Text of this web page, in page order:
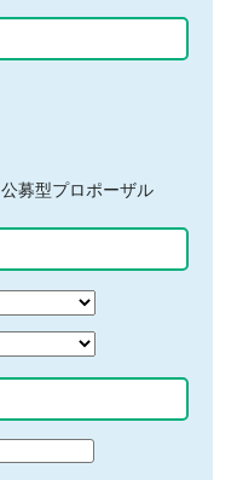
公募型プロポーザル